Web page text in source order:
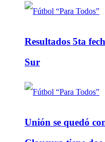
Resultados 5ta
Sur
Unión se quedó